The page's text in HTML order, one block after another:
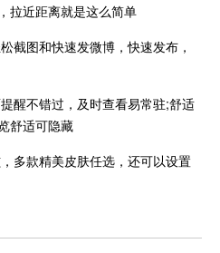
拉近距离就是这么简单
图和快速发微博，快速发布，
醒不错过，及时查看易常驻;舒适
舒适可隐藏
多款精美皮肤任选，还可以设置